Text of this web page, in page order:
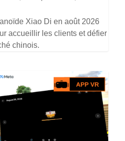
Xiao Di en août 2026
accueillir les clients et défier
chinois.